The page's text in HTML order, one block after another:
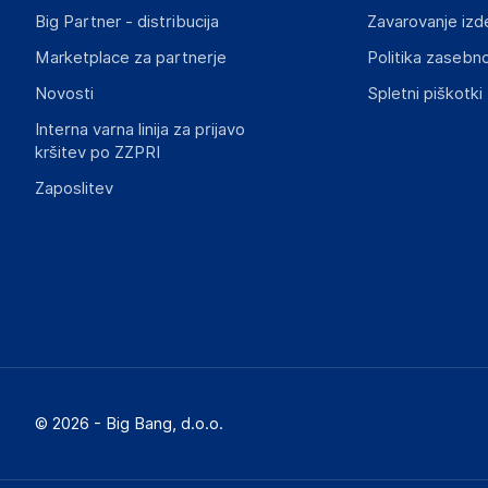
Big Partner - distribucija
Marketplace za partnerje
Novosti
Interna varna linija za prijavo
kršitev po ZZPRI
Zaposlitev
Zavarovanje
Politika
Spletni piškotki
© 2026 - Big Bang, d.o.o.